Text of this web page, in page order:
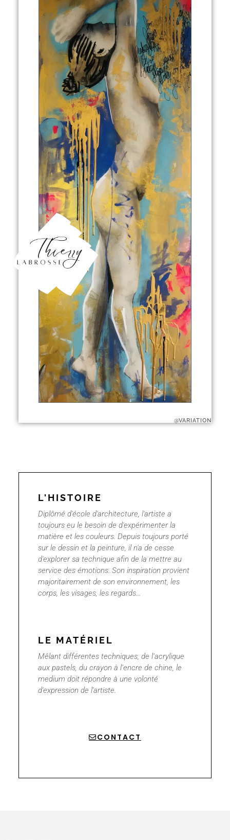
@VARIATION
L'HISTOIRE
Diplômé d'école d'architecture, l'artiste a
toujours eu le besoin de d'expérimenter la
matière et les couleurs. Depuis toujours porté
sur le dessin et la peinture, il n'a de cesse
d'explorer sa technique afin de la mettre au
service des émotions.Son inspiration provient
majoritairement de son environnement, les
corps, les visages, les regards...
LE MATÉRIEL
Mêlant différentes techniques, de l’acrylique
aux pastels, du crayon à l’encre de chine, le
medium doit répondre à une volonté
d'expression de l'artiste.
CONTACT